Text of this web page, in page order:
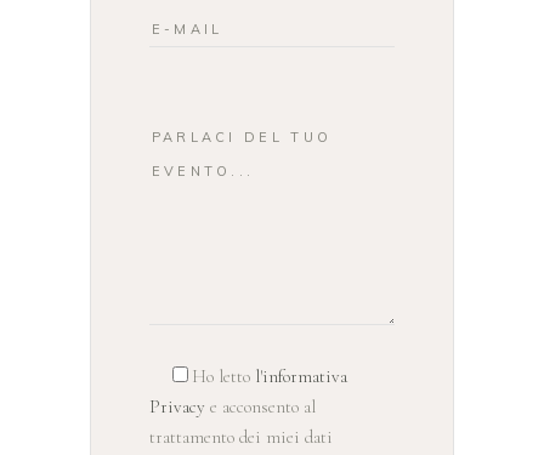
Ho letto l'informativa
Privacy e acconsento al
trattamento dei miei dati